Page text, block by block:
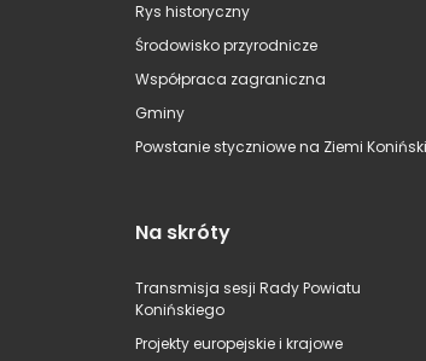
Rys historyczny
Środowisko przyrodnicze
Współpraca zagraniczna
Gminy
Powstanie styczniowe na Ziemi
Na skróty
Transmisja sesji Rady Powiatu
Konińskiego
Projekty europejskie i krajowe